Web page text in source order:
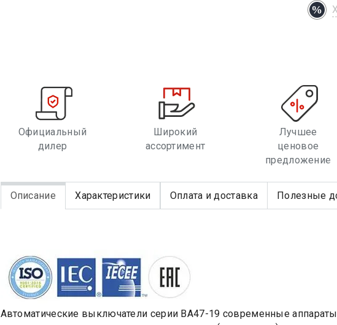
Официальный
дилер
Широкий
ассортимент
Лучшее
ценовое
предложение
Описание Характеристики Оплата и доставка Полезные
Автоматические выключатели серии ВА47-19 современные